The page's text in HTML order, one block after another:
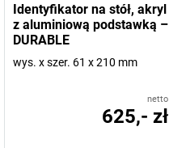
Identyfikator na stół, akryl
z aluminiową podstawką –
DURABLE
wys. x szer. 61 x 210 mm
netto
625,- zł